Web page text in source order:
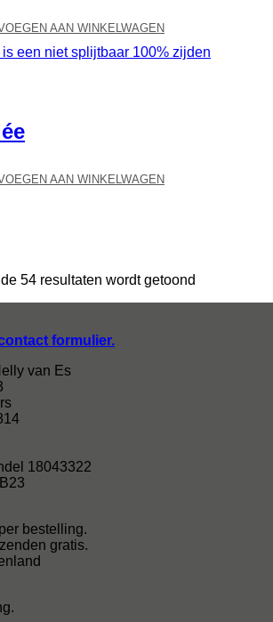
AAN WINKELWAGEN
AAN WINKELWAGEN
54 resultaten wordt getoond
formulier.
van Es
18043322
bestelling.
gratis.